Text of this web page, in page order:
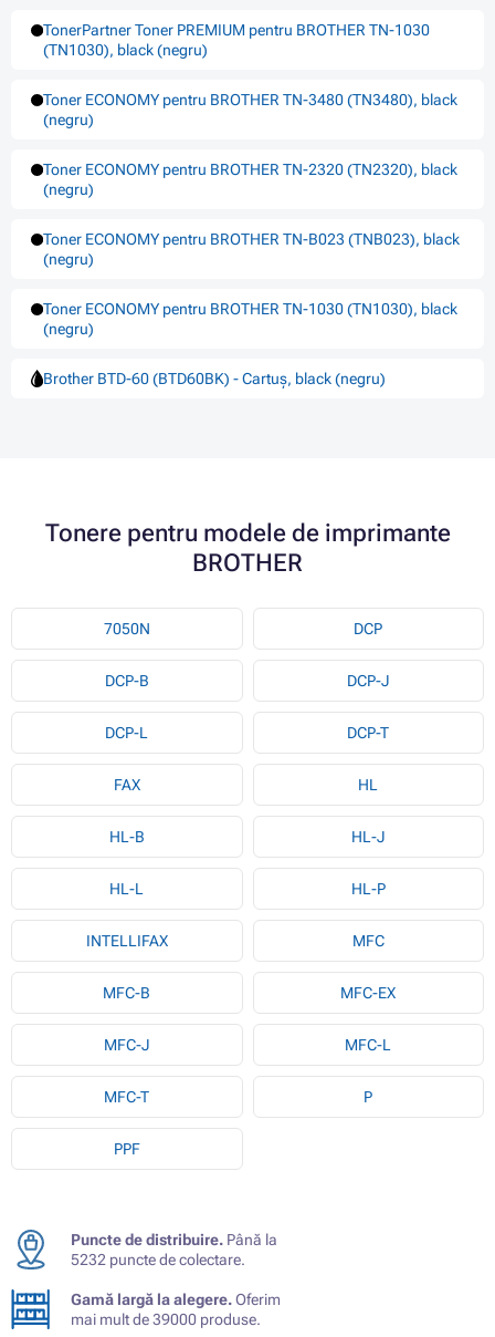
TonerPartner Toner PREMIUM pentru BROTHER TN-1030
(TN1030), black (negru)
Toner ECONOMY pentru BROTHER TN-3480 (TN3480), black
(negru)
Toner ECONOMY pentru BROTHER TN-2320 (TN2320), black
(negru)
Toner ECONOMY pentru BROTHER TN-B023 (TNB023), black
(negru)
Toner ECONOMY pentru BROTHER TN-1030 (TN1030), black
(negru)
Brother BTD-60 (BTD60BK) - Cartuș, black (negru)
Tonere pentru modele de imprimante
BROTHER
7050N DCP
DCP-B DCP-J
DCP-L DCP-T
FAX HL
HL-B HL-J
HL-L HL-P
INTELLIFAX MFC
MFC-B MFC-EX
MFC-J MFC-L
MFC-T P
PPF
Puncte de distribuire. Până la
5232 puncte de colectare.
Gamă largă la alegere.Oferim
mai mult de 39000 produse.